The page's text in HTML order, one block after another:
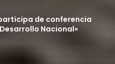
de conferencia
Nacional»